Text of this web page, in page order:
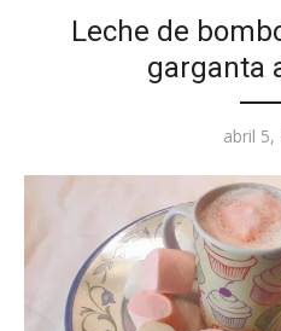
Leche de
garganta
Posted
abril 5,